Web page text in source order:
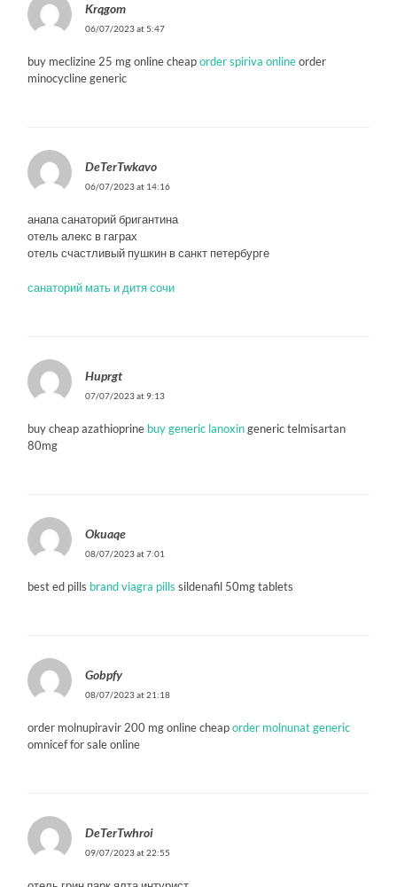
Krqgom
06/07/2023 at 5:47
buy meclizine 25 mg online cheaporder spiriva onlineorder
minocycline generic
DeTerTwkavo
06/07/2023 at 14:16
анапа санаторий бригантина
отель алекс в гаграх
отель счастливый пушкин в санкт петербурге
санаторий мать и дитя сочи
Huprgt
07/07/2023 at 9:13
buy cheap azathioprine buy generic lanoxingeneric telmisartan
80mg
Okuaqe
08/07/2023 at 7:01
best ed pills brand viagra pills sildenafil 50mg tablets
Gobpfy
08/07/2023 at 21:18
order molnupiravir 200 mg online cheaporder molnunat generic
omnicef for sale online
DeTerTwhroi
09/07/2023 at 22:55